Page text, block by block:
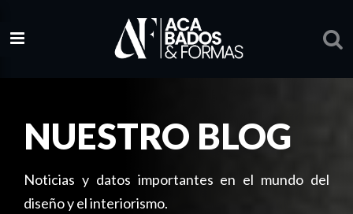
NUESTRO BLOG
Noticias y datos importantes en el mundo del
diseño y el interiorismo.